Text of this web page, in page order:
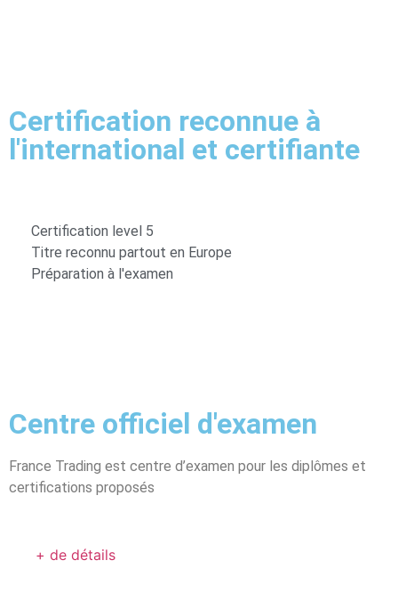
Certification reconnue à
l'international et certifiante
Certification level 5
Titre reconnu partout en Europe
Préparation à l'examen
Centre officiel d'examen
France Trading est centre d’examen pour les diplômes et
certifications proposés
+ de détails